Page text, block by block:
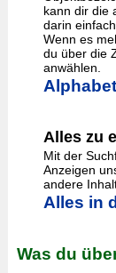
kann dir die
darin
Wenn es
du über die
anwählen.
Alles zu
Mit der
Anzeigen
andere
Alles in
Was du